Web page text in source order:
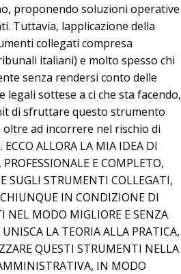
proponendo soluzioni operative
Tuttavia, lapplicazione della
collegati compresa
italiani) e molto spesso chi
senza rendersi conto delle
legali sottese a ci che sta facendo,
di sfruttare questo strumento
ad incorrere nel rischio di
ALLORA LA MIA IDEA DI
E COMPLETO,
SUGLI STRUMENTI COLLEGATI,
IN CONDIZIONE DI
NEL MODO MIGLIORE E SENZA
UNISCA LA TEORIA ALLA PRATICA,
QUESTI STRUMENTI NELLA
IN MODO